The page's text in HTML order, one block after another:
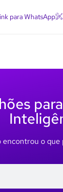
para WhatsApp
encontrou o que